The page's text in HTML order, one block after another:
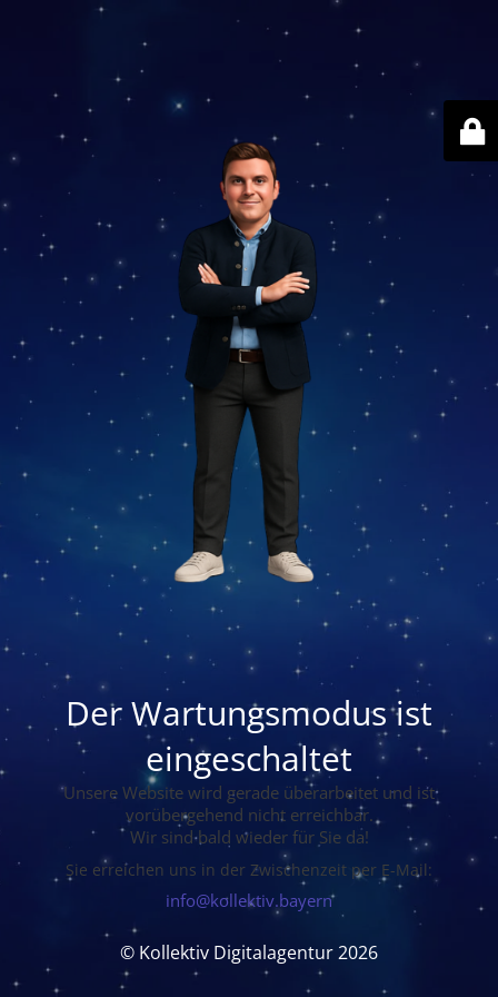
Der Wartungsmodus ist
eingeschaltet
Unsere Website wird gerade überarbeitet und ist
vorübergehend nicht erreichbar.
Wir sind bald wieder für Sie da!
Sie erreichen uns in der Zwischenzeit per E-Mail:
info@kollektiv.bayern
© Kollektiv Digitalagentur 2026